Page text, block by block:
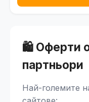
🛍️ Оферти
партньори
Най-големите